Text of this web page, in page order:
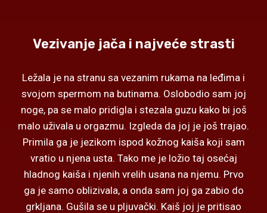
Vezivanje jača i najveće strasti
Ležala je na stranu sa vezanim rukama na leđima i
svojom spermom na butinama. Oslobodio sam joj
noge, pa se malo pridigla i stezala guzu kako bi još
malo uživala u orgazmu. Izgleda da joj je još trajao.
Primila ga je jezikom ispod kožnog kaiša koji sam
vratio u njena usta. Tako me je ložio taj osećaj
hladnog kaiša i njenih vrelih usana na njemu. Prvo
ga je samo oblizivala, a onda sam joj ga zabio do
grkljana. Gušila se u pljuvački. Kaiš joj je pritisao